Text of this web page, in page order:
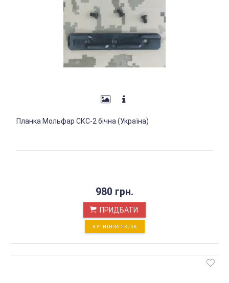
Планка Мольфар СКС-2 бічна (Україна)
980 грн.
ПРИДБАТИ
КУПИТИ ЗА 1 КЛIК